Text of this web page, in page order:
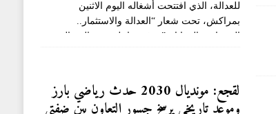
للعدالة، الذي افتتحت أشغاله اليوم الاثنين
بمراكش، تحت شعار “العدالة والاستثمار..
التحديات والرهانات”. وفي ما يلي نص الرسالة
لقجع: مونديال 2030 حدث رياضي بارز